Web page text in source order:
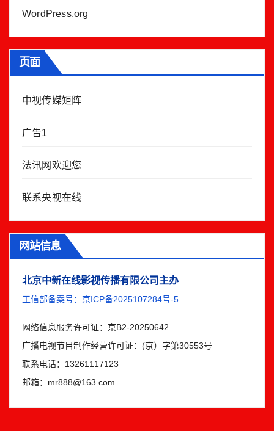
WordPress.org
页面
中视传媒矩阵
广告1
法讯网欢迎您
联系央视在线
网站信息
北京中新在线影视传播有限公司主办
工信部备案号：京ICP备2025107284号-5
网络信息服务许可证：京B2-20250642
广播电视节目制作经营许可证：(京）字第30553号
联系电话：13261117123
邮箱：mr888@163.com